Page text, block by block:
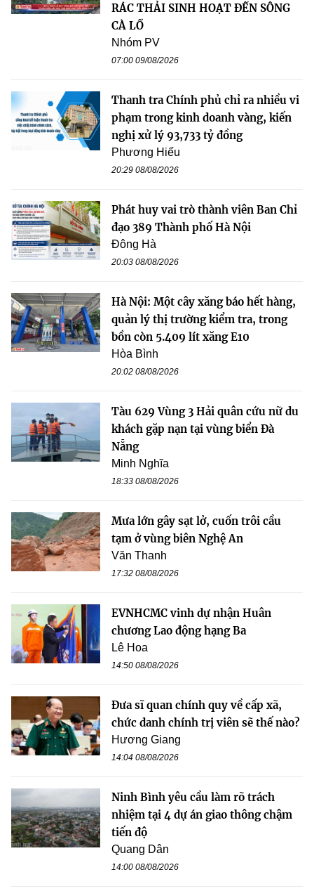
RÁC THẢI SINH HOẠT ĐẾN SÔNG
CÀ LỒ
Nhóm PV
07:00 09/08/2026
Thanh tra Chính phủ chỉ ra nhiều vi
phạm trong kinh doanh vàng, kiến
nghị xử lý 93,733 tỷ đồng
Phương Hiếu
20:29 08/08/2026
Phát huy vai trò thành viên Ban Chỉ
đạo 389 Thành phố Hà Nội
Đông Hà
20:03 08/08/2026
Hà Nội: Một cây xăng báo hết hàng,
quản lý thị trường kiểm tra, trong
bồn còn 5.409 lít xăng E10
Hòa Bình
20:02 08/08/2026
Tàu 629 Vùng 3 Hải quân cứu nữ du
khách gặp nạn tại vùng biển Đà
Nẵng
Minh Nghĩa
18:33 08/08/2026
Mưa lớn gây sạt lở, cuốn trôi cầu
tạm ở vùng biên Nghệ An
Văn Thanh
17:32 08/08/2026
EVNHCMC vinh dự nhận Huân
chương Lao động hạng Ba
Lê Hoa
14:50 08/08/2026
Đưa sĩ quan chính quy về cấp xã,
chức danh chính trị viên sẽ thế nào?
Hương Giang
14:04 08/08/2026
Ninh Bình yêu cầu làm rõ trách
nhiệm tại 4 dự án giao thông chậm
tiến độ
Quang Dân
14:00 08/08/2026